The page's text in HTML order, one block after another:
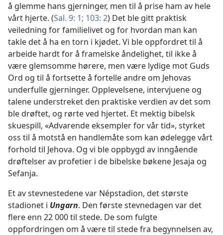
å glemme hans gjerninger, men til å prise ham av hele
vårt hjerte. (Sal. 9: 1; 103: 2) Det ble gitt praktisk
veiledning for familielivet og for hvordan man kan
takle det å ha en torn i kjødet. Vi ble oppfordret til å
arbeide hardt for å framelske åndelighet, til ikke å
være glemsomme hørere, men være lydige mot Guds
Ord og til å fortsette å fortelle andre om Jehovas
underfulle gjerninger. Opplevelsene, intervjuene og
talene understreket den praktiske verdien av det som
ble drøftet, og rørte ved hjertet. Et mektig bibelsk
skuespill, «Advarende eksempler for vår tid», styrket
oss til å motstå en handlemåte som kan ødelegge vårt
forhold til Jehova. Og vi ble oppbygd av inngående
drøftelser av profetier i de bibelske bøkene Jesaja og
Sefanja.
Et av stevnestedene var Népstadion, det største
stadionet i Ungarn. Den første stevnedagen var det
flere enn 22 000 til stede. De som fulgte
oppfordringen om å være til stede fra begynnelsen av,